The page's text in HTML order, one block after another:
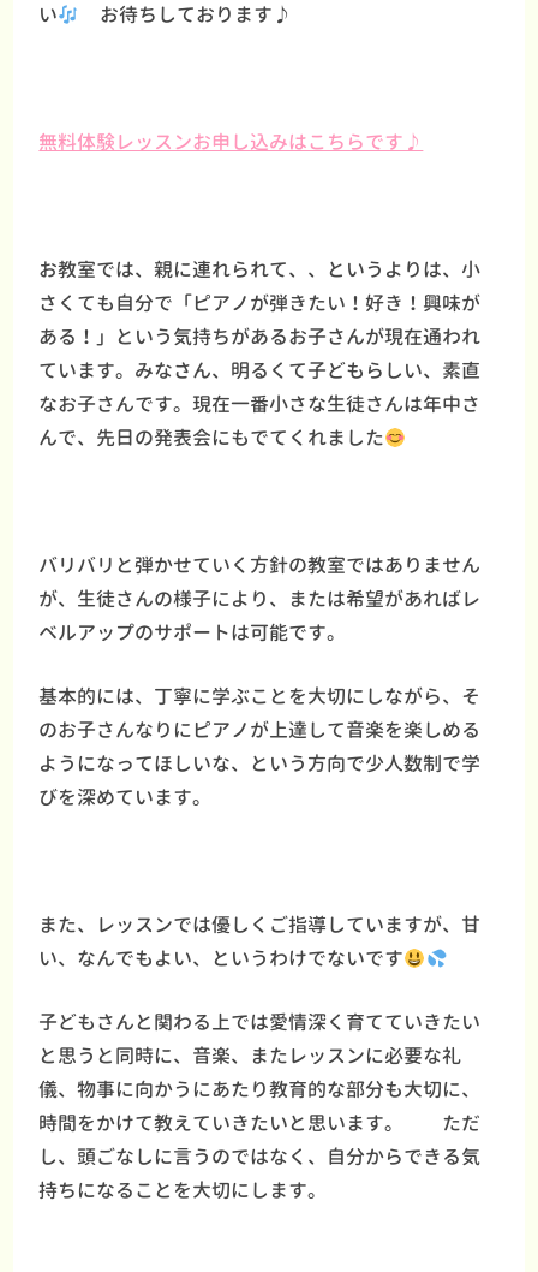
い
お待ちしております♪
無料体験レッスンお申し込みはこちらです♪
お教室では、親に連れられて、、というよりは、小
さくても自分で「ピアノが弾きたい！好き！興味が
ある！」という気持ちがあるお子さんが現在通われ
ています。みなさん、明るくて子どもらしい、素直
なお子さんです。現在一番小さな生徒さんは年中さ
んで、先日の発表会にもでてくれました
バリバリと弾かせていく方針の教室ではありません
が、生徒さんの様子により、または希望があればレ
ベルアップのサポートは可能です。
基本的には、丁寧に学ぶことを大切にしながら、そ
のお子さんなりにピアノが上達して音楽を楽しめる
ようになってほしいな、という方向で少人数制で学
びを深めています。
また、レッスンでは優しくご指導していますが、甘
い、なんでもよい、というわけでないです
子どもさんと関わる上では愛情深く育てていきたい
と思うと同時に、音楽、またレッスンに必要な礼
儀、物事に向かうにあたり教育的な部分も大切に、
時間をかけて教えていきたいと思います。 ただ
し、頭ごなしに言うのではなく、自分からできる気
持ちになることを大切にします。